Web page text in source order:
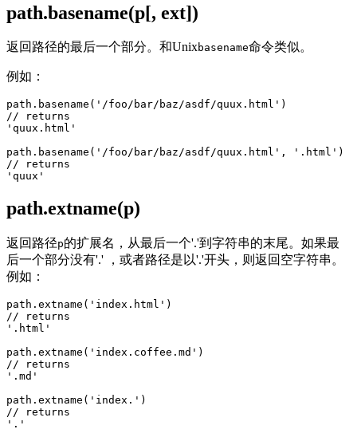
path.basename(p[, ext])
返回路径的最后一个部分。和Unixbasename命令类似。
例如：
path.basename('/foo/bar/baz/asdf/quux.html')
// returns
'quux.html'
path.basename('/foo/bar/baz/asdf/quux.html', '.html')
// returns
path.extname(p)
返回路径p的扩展名，从最后一个'.'到字符串的末尾。如果最
后一个部分没有'.' ，或者路径是以'.'开头，则返回空字符串。
例如：
path.extname('index.html')
// returns
'.html'
path.extname('index.coffee.md')
// returns
'.md'
path.extname('index.')
// returns
'.'